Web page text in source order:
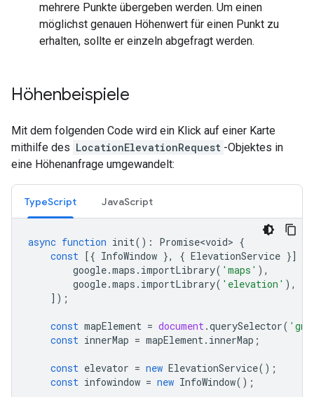
mehrere Punkte übergeben werden. Um einen
möglichst genauen Höhenwert für einen Punkt zu
erhalten, sollte er einzeln abgefragt werden.
Höhenbeispiele
Mit dem folgenden Code wird ein Klick auf einer Karte
mithilfe des LocationElevationRequest -Objektes in
eine Höhenanfrage umgewandelt:
TypeScript JavaScript
async function init() : Promise<void> {
const [{ InfoWindow }, { ElevationService }]
google.maps . importLibrary( 'maps' ),
google.maps . importLibrary( 'elevation' ),
]);
const mapElement = document.querySelector(
const innerMap = mapElement. innerMap ;
const elevator = new ElevationService();
const infowindow = new InfoWindow();